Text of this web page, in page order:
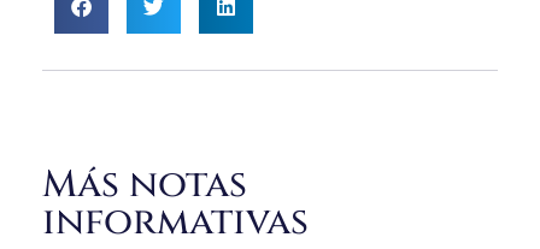
Más notas
informativas